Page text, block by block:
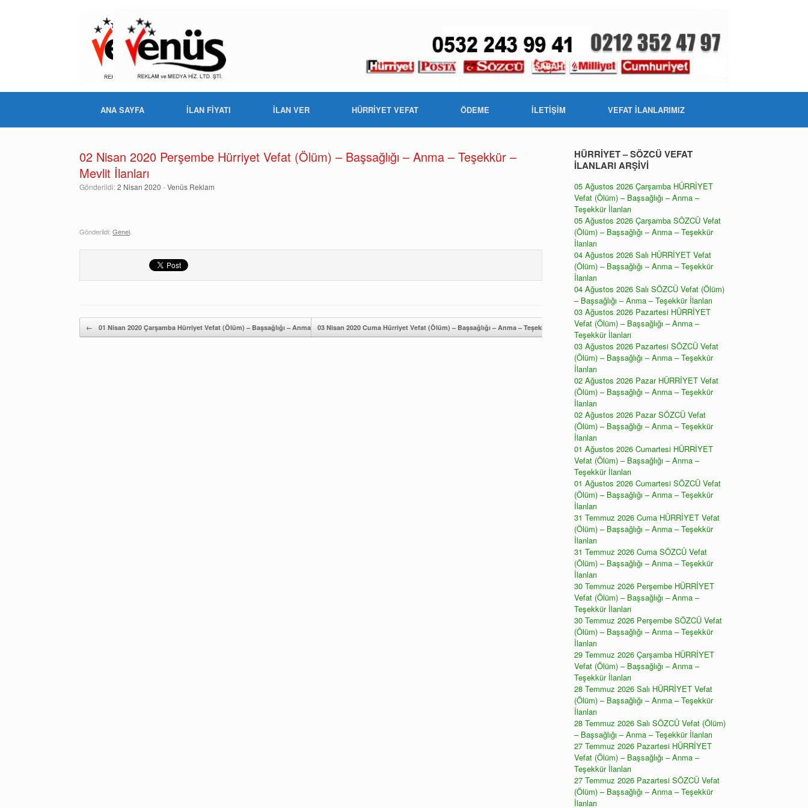
ANA SAYFA İLAN FİYATI İLAN VER HÜRRİYET VEFAT ÖDEME İLETİŞİM VEFAT İLANLARIMIZ
02 Nisan 2020 Perşembe Hürriyet Vefat (Ölüm) – Başsağlığı – Anma – Teşekkür –
Mevlit İlanları
Gönderildi:2 Nisan 2020 -Venüs Reklam
Gönderildi: Genel
Yazı gezintisi
← 01 Nisan 2020 Çarşamba Hürriyet Vefat (Ölüm) – Başsağlığı – Anma – Teşekkür – Mevlit İlanları03 Nisan 2020 Cuma Hürriyet Vefat (Ölüm) – Başsağlığı – Anma – Teşekkür – Mevlit İlanları →
HÜRRİYET – SÖZCÜ VEFAT
İLANLARI ARŞİVİ
05 Ağustos 2026 Çarşamba HÜRRİYET
Vefat (Ölüm) – Başsağlığı – Anma –
Teşekkür İlanları
05 Ağustos 2026 Çarşamba SÖZCÜ Vefat
(Ölüm) – Başsağlığı – Anma – Teşekkür
İlanları
04 Ağustos 2026 Salı HÜRRİYET Vefat
(Ölüm) – Başsağlığı – Anma – Teşekkür
İlanları
04 Ağustos 2026 Salı SÖZCÜ Vefat (Ölüm)
– Başsağlığı – Anma – Teşekkür İlanları
03 Ağustos 2026 Pazartesi HÜRRİYET
Vefat (Ölüm) – Başsağlığı – Anma –
Teşekkür İlanları
03 Ağustos 2026 Pazartesi SÖZCÜ Vefat
(Ölüm) – Başsağlığı – Anma – Teşekkür
İlanları
02 Ağustos 2026 Pazar HÜRRİYET Vefat
(Ölüm) – Başsağlığı – Anma – Teşekkür
İlanları
02 Ağustos 2026 Pazar SÖZCÜ Vefat
(Ölüm) – Başsağlığı – Anma – Teşekkür
İlanları
01 Ağustos 2026 Cumartesi HÜRRİYET
Vefat (Ölüm) – Başsağlığı – Anma –
Teşekkür İlanları
01 Ağustos 2026 Cumartesi SÖZCÜ Vefat
(Ölüm) – Başsağlığı – Anma – Teşekkür
İlanları
31 Temmuz 2026 Cuma HÜRRİYET Vefat
(Ölüm) – Başsağlığı – Anma – Teşekkür
İlanları
31 Temmuz 2026 Cuma SÖZCÜ Vefat
(Ölüm) – Başsağlığı – Anma – Teşekkür
İlanları
30 Temmuz 2026 Perşembe HÜRRİYET
Vefat (Ölüm) – Başsağlığı – Anma –
Teşekkür İlanları
30 Temmuz 2026 Perşembe SÖZCÜ Vefat
(Ölüm) – Başsağlığı – Anma – Teşekkür
İlanları
29 Temmuz 2026 Çarşamba HÜRRİYET
Vefat (Ölüm) – Başsağlığı – Anma –
Teşekkür İlanları
28 Temmuz 2026 Salı HÜRRİYET Vefat
(Ölüm) – Başsağlığı – Anma – Teşekkür
İlanları
28 Temmuz 2026 Salı SÖZCÜ Vefat (Ölüm)
– Başsağlığı – Anma – Teşekkür İlanları
27 Temmuz 2026 Pazartesi HÜRRİYET
Vefat (Ölüm) – Başsağlığı – Anma –
Teşekkür İlanları
27 Temmuz 2026 Pazartesi SÖZCÜ Vefat
(Ölüm) – Başsağlığı – Anma – Teşekkür
İlanları